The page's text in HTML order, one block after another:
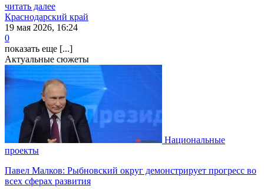
читать далее
Краснодарский край
19 мая 2026, 16:24
0
показать еще [...]
Актуальные сюжеты
Национальные
проекты
Павел Малков: Рыбновский округ демонстрирует прогресс во
всех сферах развития